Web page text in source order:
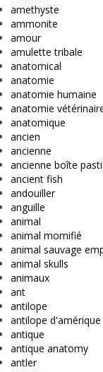
amethyste
ammonite
amour
amulette tribale
anatomical
anatomie
anatomie humaine
anatomie
anatomique
ancien
ancienne
ancienne boîte
ancient fish
andouiller
anguille
animal
animal momifié
animal sauvage
animal skulls
animaux
ant
antilope
antilope d'amérique
antique
antique anatomy
antler